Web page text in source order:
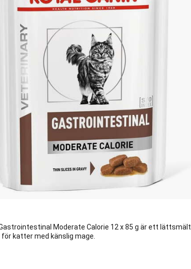
Moderate Calorie 12 x 85 g är ett lättsmält
katter med känslig mage.